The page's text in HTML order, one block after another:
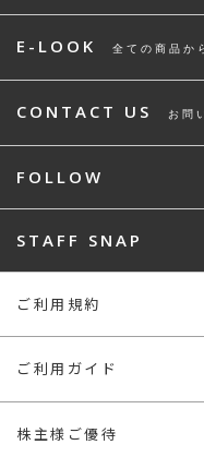
E-LOOK 全ての商品か
CONTACT US お問
FOLLOW
STAFF SNAP
ご利用規約
ご利用ガイド
株主様ご優待